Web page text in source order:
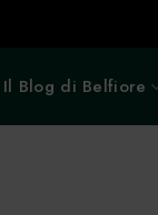
Il Blog di Belfiore